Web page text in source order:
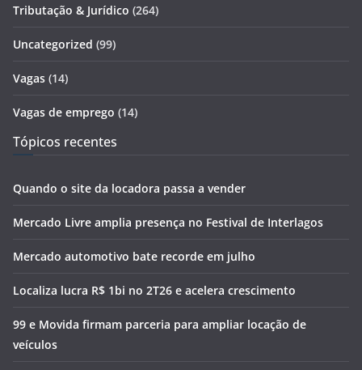
Tributação & Jurídico (264)
Uncategorized (99)
Vagas (14)
Vagas de emprego (14)
Tópicos recentes
Quando o site da locadora passa a vender
Mercado Livre amplia presença no Festival de Interlagos
Mercado automotivo bate recorde em julho
Localiza lucra R$ 1bi no 2T26 e acelera crescimento
99 e Movida firmam parceria para ampliar locação de
veículos